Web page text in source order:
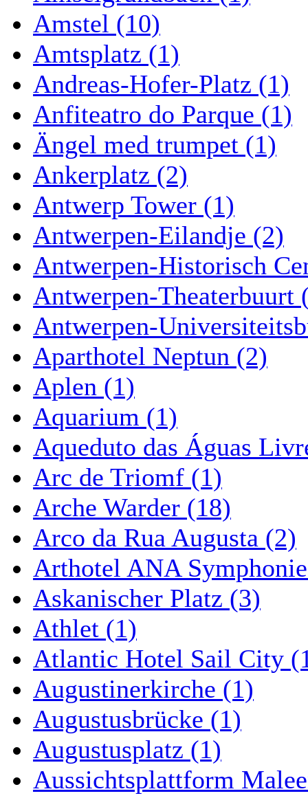
Amstel (10)
Amtsplatz (1)
Andreas-Hofer-Platz (1)
Anfiteatro do Parque (1)
Ängel med trumpet (1)
Ankerplatz (2)
Antwerp Tower (1)
Antwerpen-Eilandje (2)
Antwerpen-Historisch
Antwerpen-Theaterbuurt
Antwerpen-
Aparthotel Neptun (2)
Aplen (1)
Aquarium (1)
Aqueduto das Águas
Arc de Triomf (1)
Arche Warder (18)
Arco da Rua Augusta (2)
Arthotel ANA
Askanischer Platz (3)
Athlet (1)
Atlantic Hotel Sail City
Augustinerkirche (1)
Augustusbrücke (1)
Augustusplatz (1)
Aussichtsplattform